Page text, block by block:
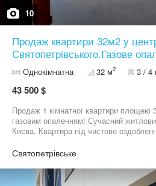
10
Продаж квартири 32м2 у
Святопетрівського.Газове
Однокімнатна 32 м2 3 / 4
43 500 $
Продаж 1 кімнатної квартири площею
газовим опаленням! Сучасний
Києва. Квартира під чистове
комплексі є
детально за телефоном. Ціна 43500$
Святопетрівське